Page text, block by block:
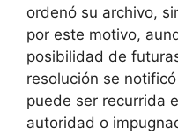
ordenó su archivo,
por este motivo,
posibilidad de
resolución se
puede ser recurrida
autoridad o